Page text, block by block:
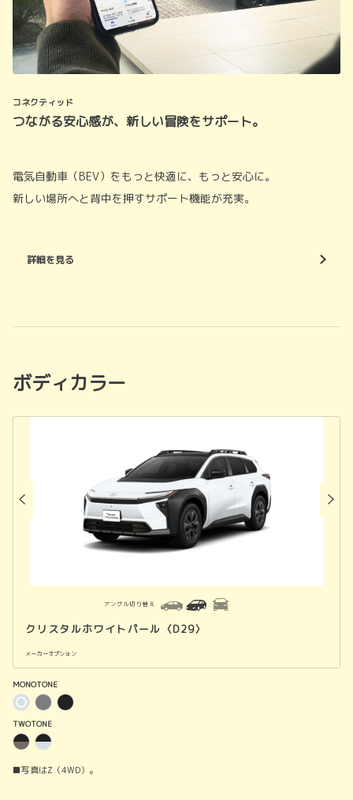
コネクティッド
つながる安心感が、新しい冒険をサポート。
電気自動車（BEV）をもっと快適に、もっと安心に。
新しい場所へと背中を押すサポート機能が充実。
詳細を見る
ボディカラー
クリスタルホワイトパール〈D29〉
メーカーオプション
アングル切り替え
MONOTONE
TWOTONE
■写真はZ（4WD）。